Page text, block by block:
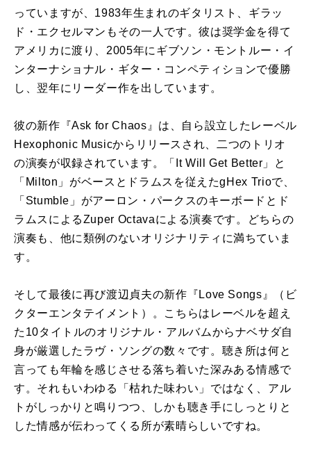
っていますが、1983年生まれのギタリスト、ギラッ
ド・エクセルマンもその一人です。彼は奨学金を得て
アメリカに渡り、2005年にギブソン・モントルー・イ
ンターナショナル・ギター・コンペティションで優勝
し、翌年にリーダー作を出しています。
彼の新作『Ask for Chaos』は、自ら設立したレーベル
Hexophonic Musicからリリースされ、二つのトリオ
の演奏が収録されています。「It Will Get Better」と
「Milton」がベースとドラムスを従えたgHex Trioで、
「Stumble」がアーロン・パークスのキーボードとド
ラムスによるZuper Octavaによる演奏です。どちらの
演奏も、他に類例のないオリジナリティに満ちていま
す。
そして最後に再び渡辺貞夫の新作『Love Songs』（ビ
クターエンタテイメント）。こちらはレーベルを超え
た10タイトルのオリジナル・アルバムからナベサダ自
身が厳選したラヴ・ソングの数々です。聴き所は何と
言っても年輪を感じさせる落ち着いた深みある情感で
す。それもいわゆる「枯れた味わい」ではなく、アル
トがしっかりと鳴りつつ、しかも聴き手にしっとりと
した情感が伝わってくる所が素晴らしいですね。